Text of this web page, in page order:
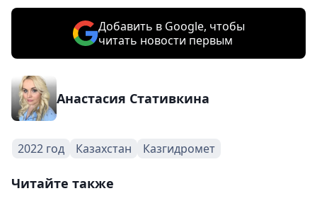
Добавить в Google, чтобы
читать новости первым
Анастасия Стативкина
2022 год Казахстан Казгидромет
Читайте также